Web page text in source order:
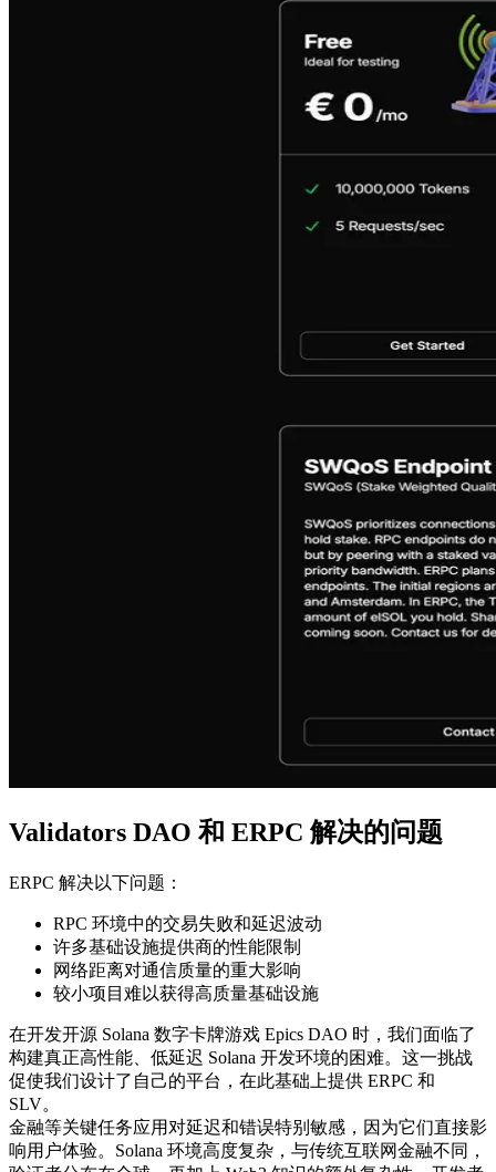
Validators DAO 和 ERPC 解决的问题
ERPC 解决以下问题：
RPC 环境中的交易失败和延迟波动
许多基础设施提供商的性能限制
网络距离对通信质量的重大影响
较小项目难以获得高质量基础设施
在开发开源 Solana 数字卡牌游戏 Epics DAO 时，我们面临了
构建真正高性能、低延迟 Solana 开发环境的困难。这一挑战
促使我们设计了自己的平台，在此基础上提供 ERPC 和
SLV。
金融等关键任务应用对延迟和错误特别敏感，因为它们直接影
响用户体验。Solana 环境高度复杂，与传统互联网金融不同，